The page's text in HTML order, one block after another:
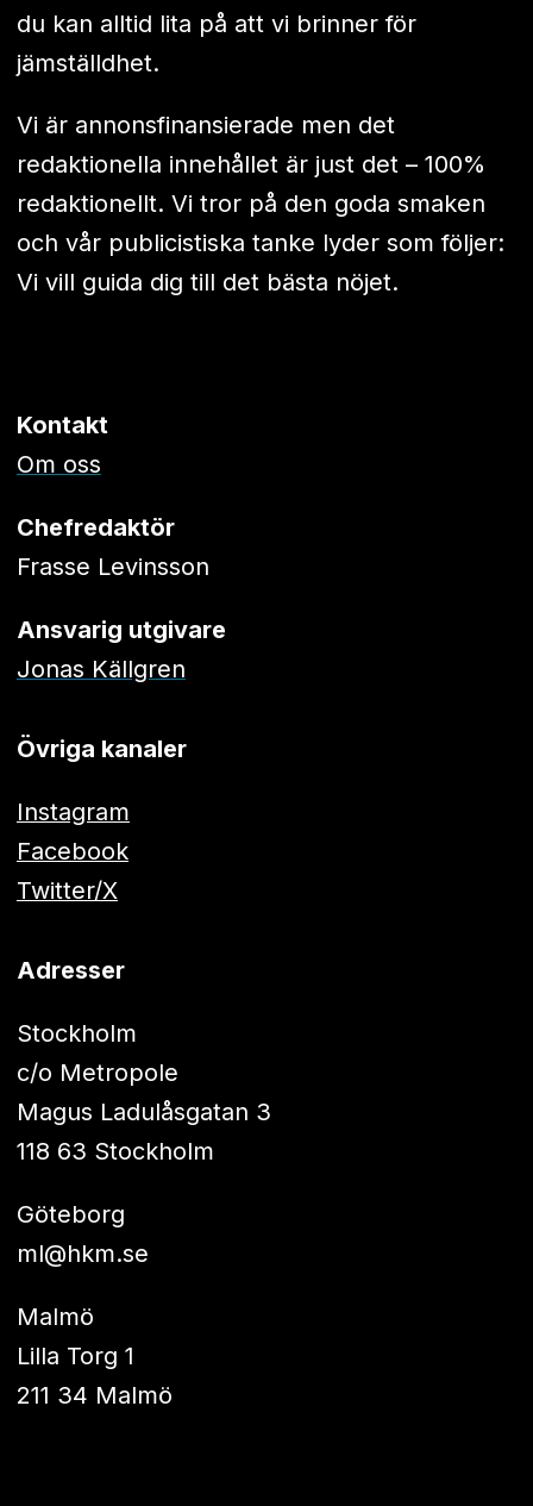
du kan alltid lita på att vi brinner för
jämställdhet.
Vi är annonsfinansierade men det
redaktionella innehållet är just det – 100%
redaktionellt. Vi tror på den goda smaken
och vår publicistiska tanke lyder som följer:
Vi vill guida dig till det bästa nöjet.
Kontakt
Om oss
Chefredaktör
Frasse Levinsson
Ansvarig utgivare
Jonas Källgren
Övriga kanaler
Instagram
Facebook
Twitter/X
Adresser
Stockholm
c/o Metropole
Magus Ladulåsgatan 3
118 63 Stockholm
Göteborg
ml@hkm.se
Malmö
Lilla Torg 1
211 34 Malmö